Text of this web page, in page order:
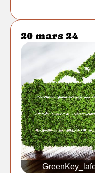
20 mars 24